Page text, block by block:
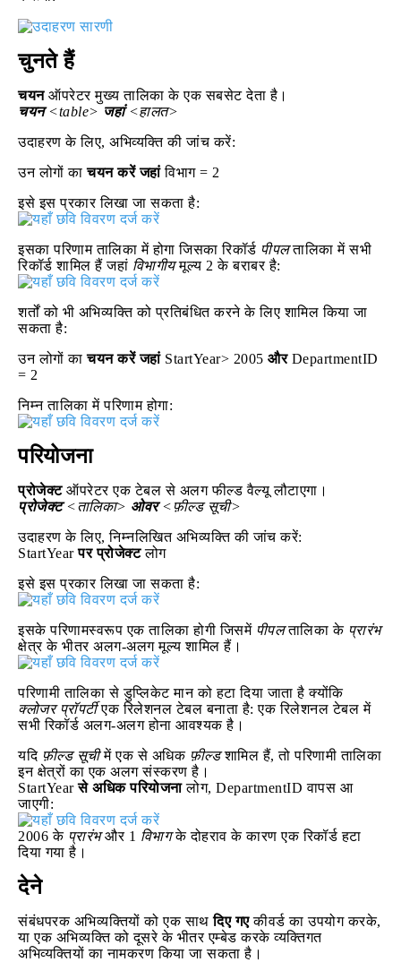
चुनते हैं
चयनऑपरेटर मुख्य तालिका के एक सबसेट देता है।
चयन<table> जहां<हालत>
उदाहरण के लिए, अभिव्यक्ति की जांच करें:
उन लोगों काचयन करें जहांविभाग = 2
इसे इस प्रकार लिखा जा सकता है:
इसका परिणाम तालिका में होगा जिसका रिकॉर्ड पीपलतालिका में सभी
रिकॉर्ड शामिल हैं जहां विभागीयमूल्य 2 के बराबर है:
शर्तों को भी अभिव्यक्ति को प्रतिबंधित करने के लिए शामिल किया जा
सकता है:
उन लोगों काचयन करें जहांStartYear> 2005 औरDepartmentID
= 2
निम्न तालिका में परिणाम होगा:
परियोजना
प्रोजेक्टऑपरेटर एक टेबल से अलग फील्ड वैल्यू लौटाएगा।
प्रोजेक्ट<तालिका> ओवर<फ़ील्ड सूची>
उदाहरण के लिए, निम्नलिखित अभिव्यक्ति की जांच करें:
StartYearपर प्रोजेक्टलोग
इसे इस प्रकार लिखा जा सकता है:
इसके परिणामस्वरूप एक तालिका होगी जिसमें पीपलतालिका के प्रारंभ
क्षेत्र के भीतर अलग-अलग मूल्य शामिल हैं।
परिणामी तालिका से डुप्लिकेट मान को हटा दिया जाता है क्योंकि
क्लोजर प्रॉपर्टीएक रिलेशनल टेबल बनाता है: एक रिलेशनल टेबल में
सभी रिकॉर्ड अलग-अलग होना आवश्यक है।
यदि फ़ील्ड सूचीमें एक से अधिक फ़ील्डशामिल हैं, तो परिणामी तालिका
इन क्षेत्रों का एक अलग संस्करण है।
StartYearसे अधिक परियोजनालोग, DepartmentID वापस आ
जाएगी:
2006 के प्रारंभऔर 1 विभागके दोहराव के कारण एक रिकॉर्ड हटा
दिया गया है।
देने
संबंधपरक अभिव्यक्तियों को एक साथदिए गएकीवर्ड का उपयोग करके,
या एक अभिव्यक्ति को दूसरे के भीतर एम्बेड करके व्यक्तिगत
अभिव्यक्तियों का नामकरण किया जा सकता है।